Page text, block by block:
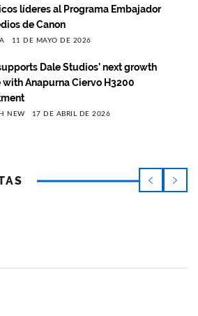
líderes al Programa Embajador
de Canon
11 DE MAYO DE 2026
Dale Studios’ next growth
with Anapurna Ciervo H3200
NEW 17 DE ABRIL DE 2026